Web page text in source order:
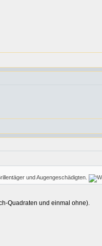
und Augengeschädigten.
Quadraten und einmal ohne).